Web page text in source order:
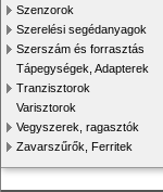
Szenzorok
Szerelési segédanyagok
Szerszám és forrasztás
Tápegységek, Adapterek
Tranzisztorok
Varisztorok
Vegyszerek, ragasztók
Zavarszűrők, Ferritek